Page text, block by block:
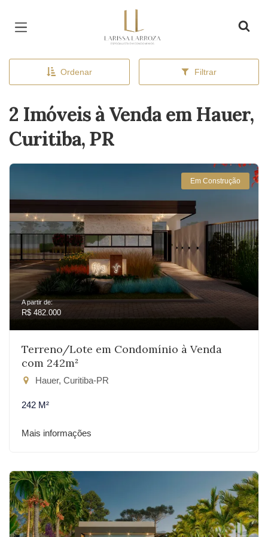
Ordenar Filtrar
2 Imóveis à Venda em Hauer,
Curitiba, PR
Em Construção
A partir de:
R$ 482.000
Terreno/Lote em Condomínio à Venda
com 242m²
Hauer, Curitiba-PR
242 M²
Mais informações